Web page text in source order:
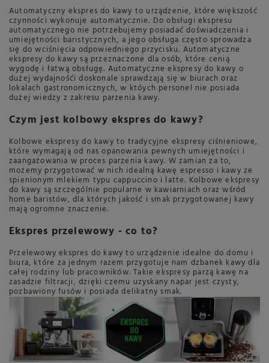
Automatyczny ekspres do kawy to urządzenie, które większość
czynności wykonuje automatycznie. Do obsługi ekspresu
automatycznego nie potrzebujemy posiadać doświadczenia i
umiejętności baristycznych, a jego obsługa często sprowadza
się do wciśnięcia odpowiedniego przycisku. Automatyczne
ekspresy do kawy są przeznaczone dla osób, które cenią
wygodę i łatwą obsługę. Automatyczne ekspresy do kawy o
dużej wydajnośći doskonale sprawdzają się w biurach oraz
lokalach gastronomicznych, w któych personel nie posiada
dużej wiedzy z zakresu parzenia kawy.
Czym jest kolbowy ekspres do kawy?
Kolbowe ekspresy do kawy to tradycyjne ekspresy ciśnieniowe,
które wymagają od nas opanowania pewnych umiejętności i
zaangażowania w proces parzenia kawy. W zamian za to,
możemy przygotować w nich idealną kawę espresso i kawy ze
spienionym mlekiem typu cappuccino i latte. Kolbowe ekspresy
do kawy są szczególnie popularne w kawiarniach oraz wśród
home baristów, dla których jakość i smak przygotowanej kawy
mają ogromne znaczenie.
Ekspres przelewowy - co to?
Przelewowy ekspres do kawy to urządzenie idealne do domu i
biura, które za jednym razem przygotuje nam dzbanek kawy dla
całej rodziny lub pracowników. Takie ekspresy parzą kawę na
zasadzie filtracji, dzięki czemu uzyskany napar jest czysty,
pozbawiony fusów i posiada delikatny smak.